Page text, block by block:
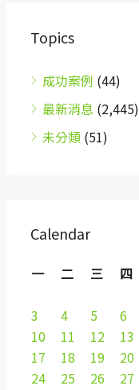
Topics
成功案例 (44)
最新消息 (2,445)
未分類 (51)
Calendar
一 二 三 四
3
4 5 6
10
11 12 13
17
18 19 20
24
25 26 27